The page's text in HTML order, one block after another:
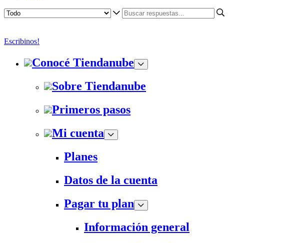
Escribinos!
Conocé Tiendanube
Sobre Tiendanube
Primeros pasos
Mi cuenta
Planes
Datos de la cuenta
Pagar tu plan
Información general